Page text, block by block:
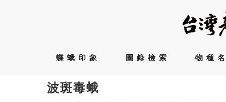
蝶蛾印象 圖錄檢索 物種
波斑毒蛾